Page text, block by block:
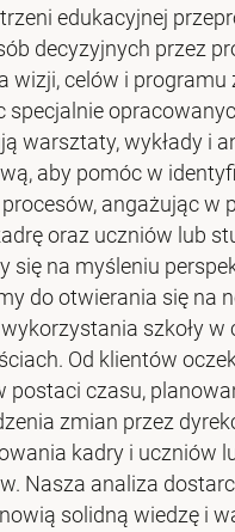
edukacyjnej
decyzyjnych przez
wizji, celów i programu
specjalnie
warsztaty, wykłady i
aby pomóc w
angażując w
oraz uczniów lub
się na myśleniu
do otwierania się na
szkoły w
Od klientów
postaci czasu,
zmian przez
kadry i uczniów
Nasza analiza
solidną wiedzę i